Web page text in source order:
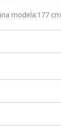
modela:177 cm